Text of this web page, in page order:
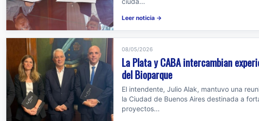
Leer noticia →
08/05/2026
La Plata y CABA intercambian
del Bioparque
El intendente, Julio Alak, mantuvo una
la Ciudad de Buenos Aires destinada a
proyectos...